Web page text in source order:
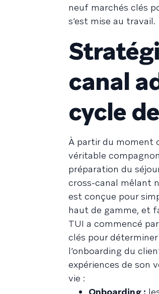
neuf marchés clés
s’est mise au travail.
canal
cycle
À partir du moment
véritable
préparation du
cross-canal mêlant
est conçue pour
haut de gamme, et
TUI a commencé
clés pour
l’onboarding du
expériences de son
vie :